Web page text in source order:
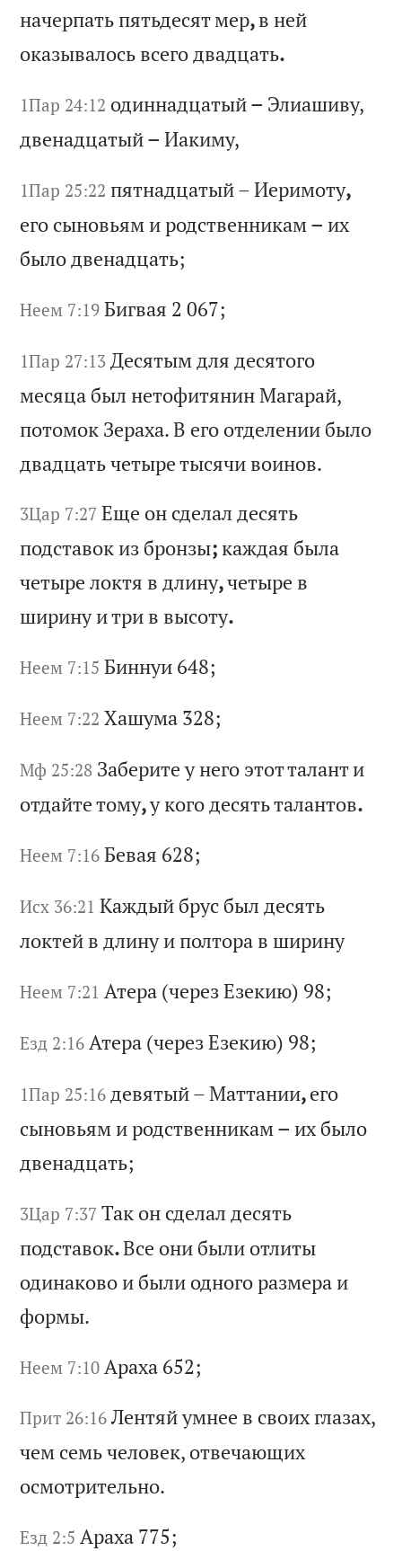
начерпать пятьдесятмер,в ней
оказывалось всегодвадцать.
1Пар 24:12 одиннадцатый– Элиашиву,
двенадцатый– Иакиму,
1Пар 25:22 пятнадцатый–Иеримоту,
его сыновьям иродственникам – их
было двенадцать;
Неем 7:19 Бигвая 2 067;
1Пар 27:13 Десятым для десятого
месяца был нетофитянинМагарай,
потомок Зераха.В его отделении было
двадцатьчетыретысячи воинов.
3Цар 7:27 Еще он сделалдесять
подставок из бронзы; каждая была
четыре локтя в длину,четыре в
ширинуитри в высоту.
Неем 7:15 Биннуи 648;
Неем 7:22 Хашума 328;
Мф 25:28 Заберитеунего этотталанти
отдайтетому,укогодесятьталантов.
Неем 7:16 Бевая 628;
Исх 36:21 Каждый брус былдесять
локтей вдлинуи полтора в ширину
Неем 7:21 Атера (черезЕзекию) 98;
Езд 2:16 Атера (черезЕзекию) 98;
1Пар 25:16 девятый–Маттании,его
сыновьям иродственникам – их было
двенадцать;
3Цар 7:37 Так он сделал десять
подставок.Все они были отлиты
одинаково и были одногоразмера и
формы.
Неем 7:10 Араха 652;
Прит 26:16 Лентяйумнее в своихглазах,
чем семьчеловек, отвечающих
осмотрительно.
Езд 2:5 Араха 775;